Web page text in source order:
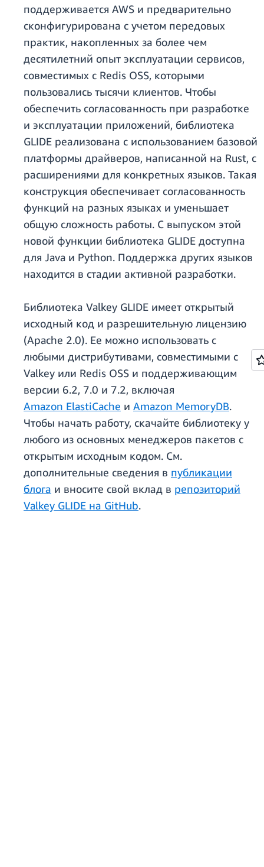
поддерживается AWS и предварительно
сконфигурирована с учетом передовых
практик, накопленных за более чем
десятилетний опыт эксплуатации сервисов,
совместимых с Redis OSS, которыми
пользовались тысячи клиентов. Чтобы
обеспечить согласованность при разработке
и эксплуатации приложений, библиотека
GLIDE реализована с использованием базовой
платформы драйверов, написанной на Rust, с
расширениями для конкретных языков. Такая
конструкция обеспечивает согласованность
функций на разных языках и уменьшает
общую сложность работы. С выпуском этой
новой функции библиотека GLIDE доступна
для Java и Python. Поддержка других языков
находится в стадии активной разработки.
Библиотека Valkey GLIDE имеет открытый
исходный код и разрешительную лицензию
(Apache 2.0). Ее можно использовать с
любыми дистрибутивами, совместимыми с
Valkey или Redis OSS и поддерживающим
версии 6.2, 7.0 и 7.2, включая
Amazon ElastiCache и Amazon MemoryDB.
Чтобы начать работу, скачайте библиотеку у
любого из основных менеджеров пакетов с
открытым исходным кодом. См.
дополнительные сведения в публикации
блога и вносите свой вклад в репозиторий
Valkey GLIDE на GitHub.